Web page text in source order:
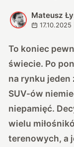
M
Mateusz
17.10.2025
To koniec
świecie. Po
na rynku
SUV-ów
niepamięć.
wielu
terenowych, a